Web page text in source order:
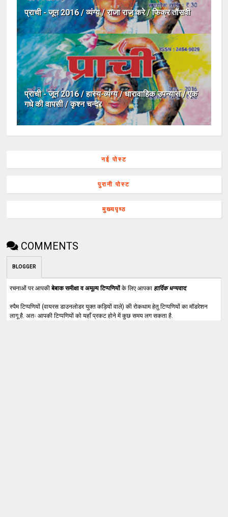
प्राची - जून 2016 / व्यंग्य / राजा राज करे / फिक्र तौंसवी
प्राची - जून 2016 / हास्य-व्यंग्य / धारावाहिक उपन्यास / एक
गधे की वापसी / कृश्न चन्दर
नई पोस्ट
पुरानी पोस्ट
मुख्यपृष्ठ
COMMENTS
BLOGGER
रचनाओं पर आपकीबेबाक समीक्षा व अमूल्य टिप्पणियोंके लिए आपका हार्दिक धन्यवाद.
स्पैम टिप्पणियों (वायरस डाउनलोडर युक्त कड़ियों वाले) की रोकथाम हेतु टिप्पणियों का मॉडरेशन
लागू है. अतः आपकी टिप्पणियों को यहाँ प्रकट होने में कुछ समय लग सकता है.